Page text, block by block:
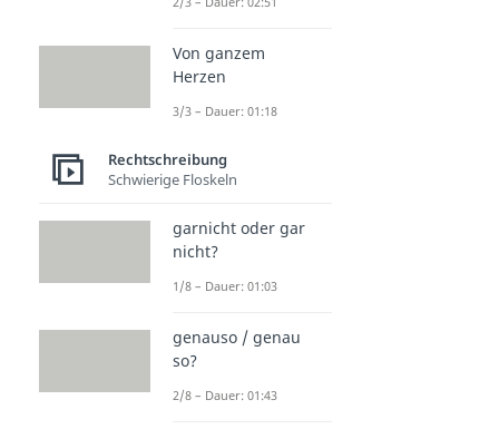
Von ganzem
Herzen
3/3 – Dauer: 01:18
Rechtschreibung
Schwierige Floskeln
garnicht oder gar
nicht?
1/8 – Dauer: 01:03
genauso / genau
so?
2/8 – Dauer: 01:43